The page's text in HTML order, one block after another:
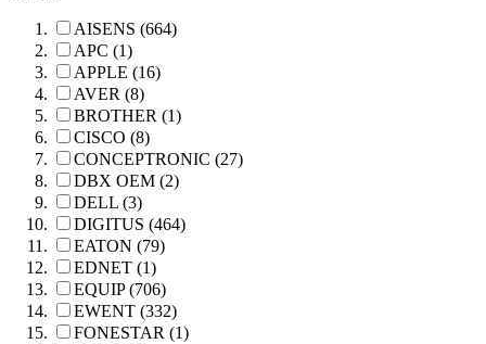
AISENS (664)
APC (1)
APPLE (16)
AVER (8)
BROTHER (1)
CISCO (8)
CONCEPTRONIC (27)
DBX OEM (2)
DELL (3)
DIGITUS (464)
EATON (79)
EDNET (1)
EQUIP (706)
EWENT (332)
FONESTAR (1)